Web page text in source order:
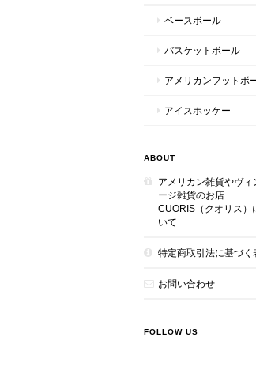
ベースボール
バスケットボール
アメリカンフットボ
アイスホッケー
ABOUT
アメリカン雑貨やヴィ
ージ雑貨のお店
CUORIS（クオリス）
いて
特定商取引法に基づく
お問い合わせ
FOLLOW US